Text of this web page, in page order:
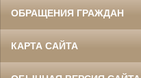
ОБРАЩЕНИЯ ГРАЖДАН
КАРТА САЙТА